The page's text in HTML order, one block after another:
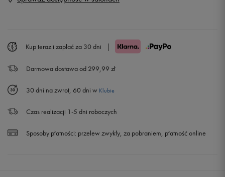
Kup teraz i zapłać za 30 dni |
Darmowa dostawa od 299,99 zł
30 dni na zwrot, 60 dni w Klubie
Czas realizacji 1-5 dni roboczych
Sposoby płatności: przelew zwykły, za pobraniem, płatność online